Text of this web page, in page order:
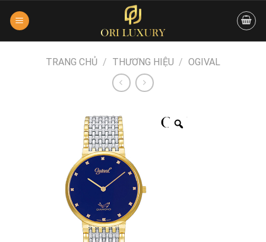
TRANG CHỦ / THƯƠNG HIỆU / OGIVAL